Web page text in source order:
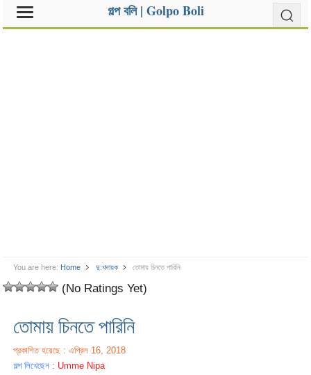
গল্প বলি | Golpo Boli
You are here: Home দু:খদায়ক তোমায় চিনতে পারিনি
(No Ratings Yet)
তোমায় চিনতে পারিনি
প্রকাশিত হয়েছে : এপ্রিল 16, 2018
গল্প লিখেছেন : Umme Nipa